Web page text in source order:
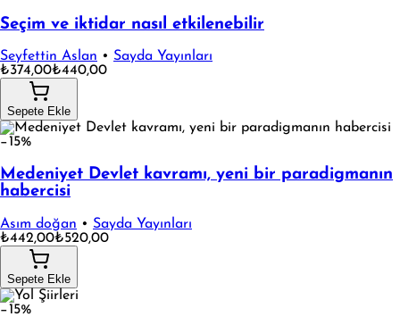
Seçim ve iktidar nasıl etkilenebilir
Seyfettin Aslan • Sayda Yayınları
₺374,00₺440,00
Sepete Ekle
−15%
Medeniyet Devlet kavramı, yeni bir paradigmanın
habercisi
Asım doğan • Sayda Yayınları
₺442,00₺520,00
Sepete Ekle
−15%